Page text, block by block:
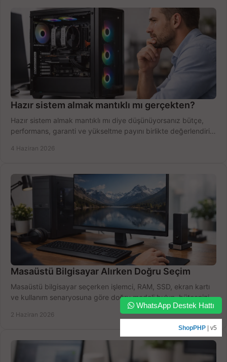
Hazır sistem almak mantıklı mı gerçekten?
Hazır sistem almak mantıklı mı diye düşünüyorsanız bütçe,
performans, garanti ve yükseltme payını birlikte değerlendirin,
4 Haziran 2026
Masaüstü Bilgisayar Alırken Doğru Seçim
Masaüstü bilgisayar seçerken işlemci, RAM, SSD, ekran kartı
ve kullanım senaryosuna göre doğru modeli bulun, bütçenizi
2 Haziran 2026
WhatsApp Destek Hattı
ShopPHP | v5